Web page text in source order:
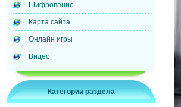
Шифрование
Карта сайта
Онлайн игры
Видео
Категории раздела